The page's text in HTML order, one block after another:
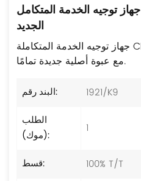
جهاز توجيه الخدمة المتكامل CISCO 1921/K9 الأصلي
الجديد
جهاز توجيه الخدمة المتكاملة CISCO 1921/K9 عالي الجودة
مع عبوة أصلية جديدة تمامًا.
البند رقم:
1921/K9
الطلب
(موك):
1
قسط:
100% T/T